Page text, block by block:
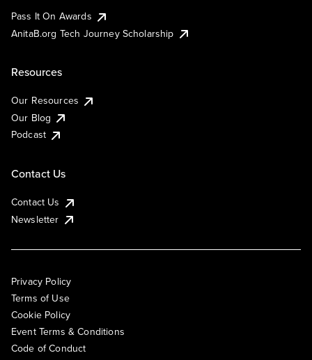
Pass It On Awards
AnitaB.org Tech Journey Scholarship
Resources
Our Resources
Our Blog
Podcast
Contact Us
Contact Us
Newsletter
Privacy Policy
Terms of Use
Cookie Policy
Event Terms & Conditions
Code of Conduct